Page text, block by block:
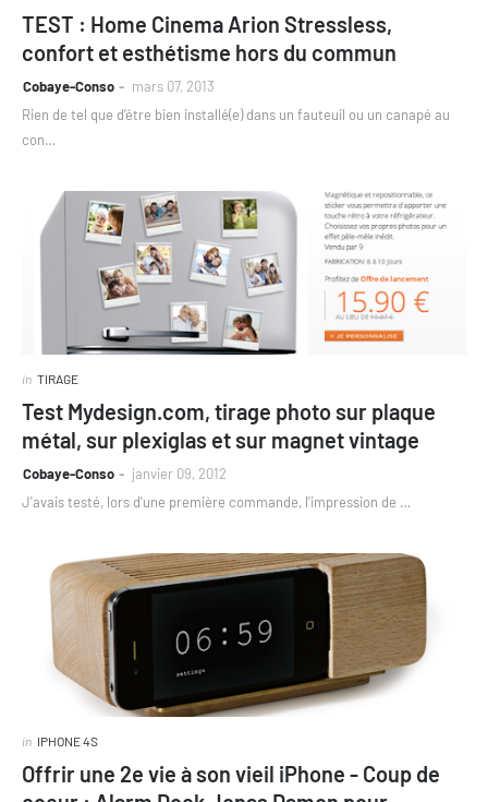
TEST : Home Cinema Arion Stressless,
confort et esthétisme hors du commun
Cobaye-Conso
mars 07, 2013
Rien de tel que d’être bien installé(e) dans un fauteuil ou un canapé au
con…
in TIRAGE
Test Mydesign.com, tirage photo sur plaque
métal, sur plexiglas et sur magnet vintage
Cobaye-Conso
janvier 09, 2012
J'avais testé, lors d'une première commande, l'impression de …
in IPHONE 4S
Offrir une 2e vie à son vieil iPhone - Coup de